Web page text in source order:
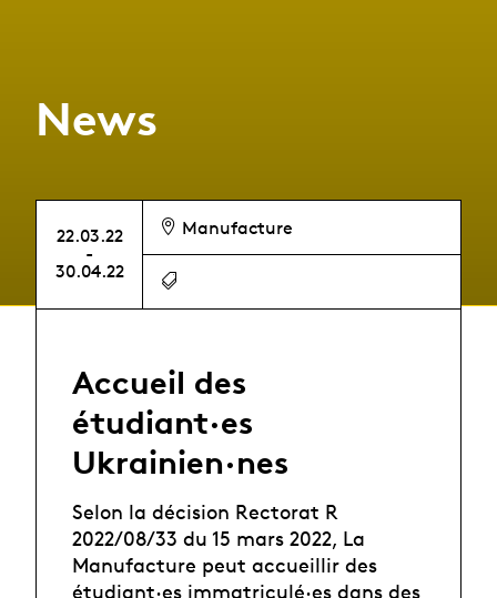
News
22.03.22
-
30.04.22
Manufacture
Accueil des
étudiant·es
Ukrainien·nes
Selon la décision Rectorat R
2022/08/33 du 15 mars 2022, La
Manufacture peut accueillir des
étudiant·es immatriculé·es dans des